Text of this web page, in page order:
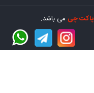
پاکت چی می باشد.